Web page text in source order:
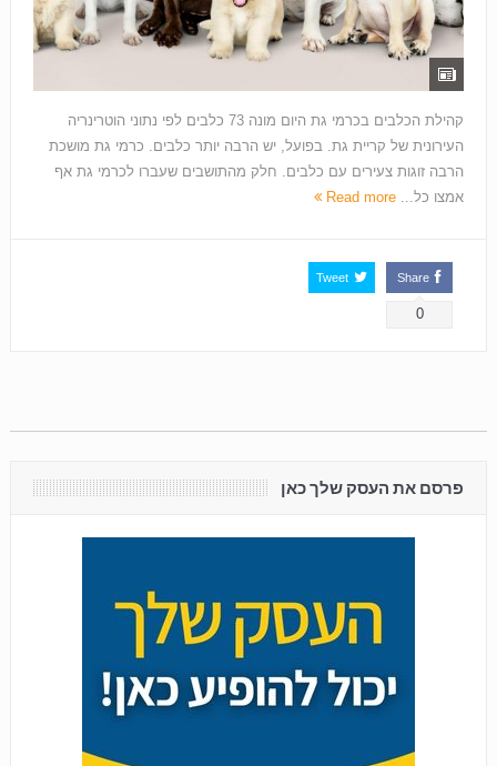
קהילת הכלבים בכרמי גת היום מונה 73 כלבים לפי נתוני הוטרינריה
העירונית של קריית גת. בפועל, יש הרבה יותר כלבים. כרמי גת מושכת
הרבה זוגות צעירים עם כלבים. חלק מהתושבים שעברו לכרמי גת אף
אמצו כל... Read more
Share
0
Tweet
פרסם את העסק שלך כאן